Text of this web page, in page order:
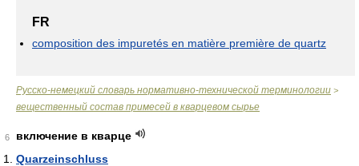
FR
composition des impuretés en matière première de quartz
Русско-немецкий словарь нормативно-технической терминологии >
вещественный состав примесей в кварцевом сырье
6
включение в кварце
Quarzeinschluss